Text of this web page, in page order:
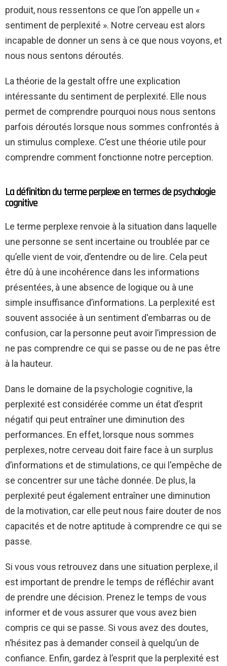
produit, nous ressentons ce que l’on appelle un «
sentiment de perplexité ». Notre cerveau est alors
incapable de donner un sens à ce que nous voyons, et
nous nous sentons déroutés.
La théorie de la gestalt offre une explication
intéressante du sentiment de perplexité. Elle nous
permet de comprendre pourquoi nous nous sentons
parfois déroutés lorsque nous sommes confrontés à
un stimulus complexe. C’est une théorie utile pour
comprendre comment fonctionne notre perception.
La définition du terme perplexe en termes de psychologie
cognitive
Le terme perplexe renvoie à la situation dans laquelle
une personne se sent incertaine ou troublée par ce
qu’elle vient de voir, d’entendre ou de lire. Cela peut
être dû à une incohérence dans les informations
présentées, à une absence de logique ou à une
simple insuffisance d’informations. La perplexité est
souvent associée à un sentiment d'embarras ou de
confusion, car la personne peut avoir l’impression de
ne pas comprendre ce qui se passe ou de ne pas être
à la hauteur.
Dans le domaine de la psychologie cognitive, la
perplexité est considérée comme un état d’esprit
négatif qui peut entraîner une diminution des
performances. En effet, lorsque nous sommes
perplexes, notre cerveau doit faire face à un surplus
d’informations et de stimulations, ce qui l'empêche de
se concentrer sur une tâche donnée. De plus, la
perplexité peut également entraîner une diminution
de la motivation, car elle peut nous faire douter de nos
capacités et de notre aptitude à comprendre ce qui se
passe.
Si vous vous retrouvez dans une situation perplexe, il
est important de prendre le temps de réfléchir avant
de prendre une décision. Prenez le temps de vous
informer et de vous assurer que vous avez bien
compris ce qui se passe. Si vous avez des doutes,
n’hésitez pas à demander conseil à quelqu’un de
confiance. Enfin, gardez à l’esprit que la perplexité est